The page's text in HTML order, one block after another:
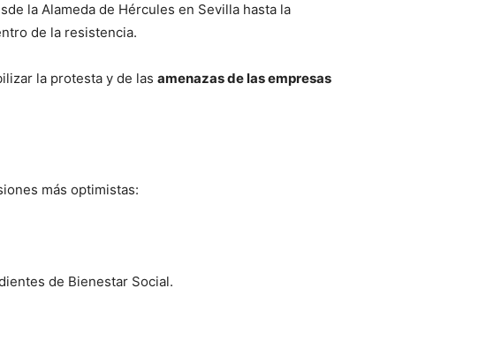
la Alameda de Hércules en Sevilla hasta la
de la resistencia.
la protesta y de las amenazas de las empresas
más optimistas:
de Bienestar Social.